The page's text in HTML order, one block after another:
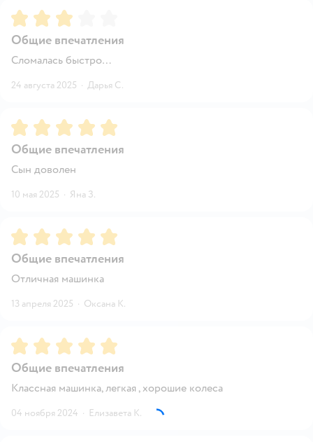
Рейтинг:3
Общие впечатления
Сломалась быстро…
24 августа 2025 · Дарья С.
Рейтинг:5
Общие впечатления
Сын доволен
10 мая 2025 · Яна З.
Рейтинг:5
Общие впечатления
Отличная машинка
13 апреля 2025 · Оксана К.
Рейтинг:5
Общие впечатления
Классная машинка, легкая , хорошие колеса
04 ноября 2024 · Елизавета К.